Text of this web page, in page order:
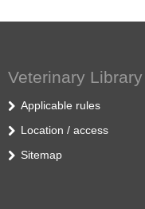
Veterinary Library
Applicable rules
Location / access
Sitemap